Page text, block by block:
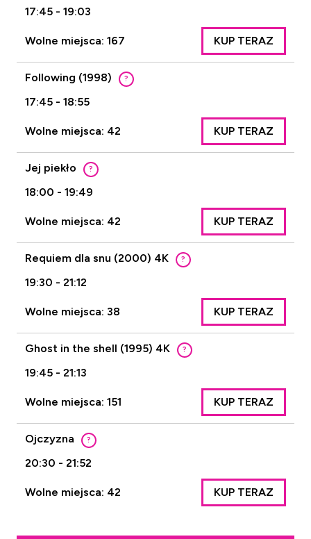
17:45 - 19:03
Wolne miejsca: 167 KUP TERAZ
Following (1998) ?
17:45 - 18:55
Wolne miejsca: 42 KUP TERAZ
Jej piekło ?
18:00 - 19:49
Wolne miejsca: 42 KUP TERAZ
Requiem dla snu (2000) 4K ?
19:30 - 21:12
Wolne miejsca: 38 KUP TERAZ
Ghost in the shell (1995) 4K ?
19:45 - 21:13
Wolne miejsca: 151 KUP TERAZ
Ojczyzna ?
20:30 - 21:52
Wolne miejsca: 42 KUP TERAZ